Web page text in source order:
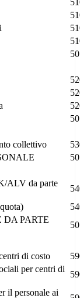
50
50
collettivo
50
ALV da parte
DA PARTE
50
di costo
per centri di
il personale ai